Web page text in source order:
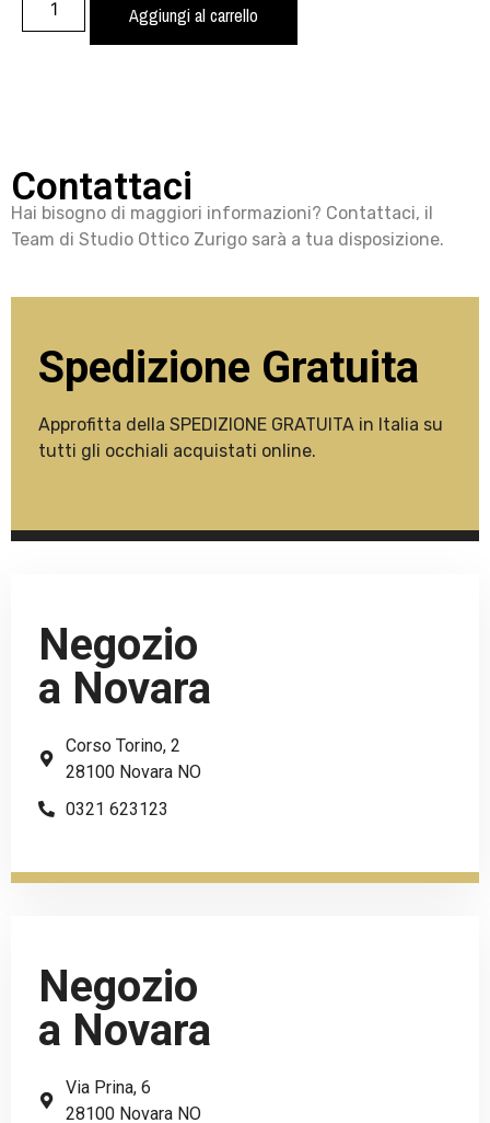
Aggiungi al carrello
Contattaci
Hai bisogno di maggiori informazioni? Contattaci, il
Team di Studio Ottico Zurigo sarà a tua disposizione.
Spedizione Gratuita
Approfitta della SPEDIZIONE GRATUITA in Italia su
tutti gli occhiali acquistati online.
Negozio
a Novara
Corso Torino, 2
28100 Novara NO
0321 623123
Negozio
a Novara
Via Prina, 6
28100 Novara NO